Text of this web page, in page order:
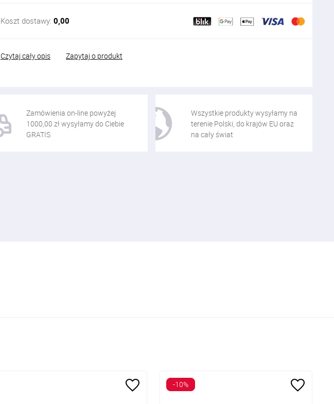
Koszt dostawy: 0,00
Czytaj cały opis Zapytaj o produkt
Zamówienia on-line powyżej
1000,00 zł wysyłamy do Ciebie
GRATIS
Wszystkie produkty wysyłamy na
terenie Polski, do krajów EU oraz
na cały świat
-10%